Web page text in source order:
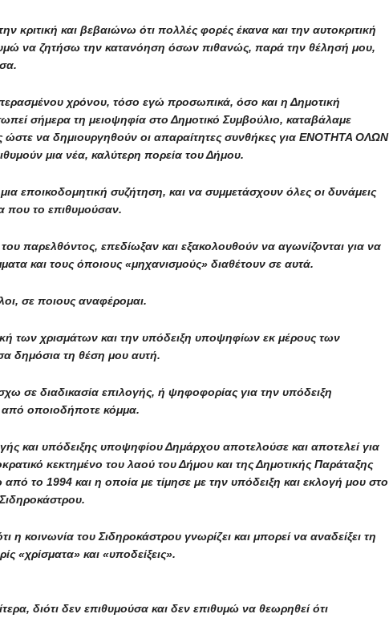
κριτική και βεβαιώνω ότι πολλές φορές έκανα και την αυτοκριτική
να ζητήσω την κατανόηση όσων πιθανώς, παρά την θέλησή μου,
χρόνου, τόσο εγώ προσωπικά, όσο και η Δημοτική
σήμερα τη μειοψηφία στο Δημοτικό Συμβούλιο, καταβάλαμε
ώστε να δημιουργηθούν οι απαραίτητες συνθήκες για ΕΝΟΤΗΤΑ ΟΛΩΝ
μια νέα, καλύτερη πορεία του Δήμου.
εποικοδομητική συζήτηση, και να συμμετάσχουν όλες οι δυνάμεις
που το επιθυμούσαν.
παρελθόντος, επεδίωξαν και εξακολουθούν να αγωνίζονται για να
και τους όποιους «μηχανισμούς» διαθέτουν σε αυτά.
σε ποιους αναφέρομαι.
των χρισμάτων και την υπόδειξη υποψηφίων εκ μέρους των
δημόσια τη θέση μου αυτή.
σε διαδικασία επιλογής, ή ψηφοφορίας για την υπόδειξη
οποιοδήποτε κόμμα.
και υπόδειξης υποψηφίου Δημάρχου αποτελούσε και αποτελεί για
κεκτημένο του λαού του Δήμου και της Δημοτικής Παράταξης
το 1994 και η οποία με τίμησε με την υπόδειξη και εκλογή μου στο
η κοινωνία του Σιδηροκάστρου γνωρίζει και μπορεί να αναδείξει τη
«χρίσματα» και «υποδείξεις».
διότι δεν επιθυμούσα και δεν επιθυμώ να θεωρηθεί ότι